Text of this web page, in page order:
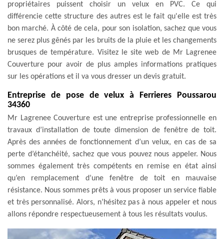
propriétaires puissent choisir un velux en PVC. Ce qui
différencie cette structure des autres est le fait qu'elle est très
bon marché. À côté de cela, pour son isolation, sachez que vous
ne serez plus gênés par les bruits de la pluie et les changements
brusques de température. Visitez le site web de Mr Lagrenee
Couverture pour avoir de plus amples informations pratiques
sur les opérations et il va vous dresser un devis gratuit.
Entreprise de pose de velux à Ferrieres Poussarou
34360
Mr Lagrenee Couverture est une entreprise professionnelle en
travaux d’installation de toute dimension de fenêtre de toit.
Après des années de fonctionnement d’un velux, en cas de sa
perte d’étanchéité, sachez que vous pouvez nous appeler. Nous
sommes également très compétents en remise en état ainsi
qu’en remplacement d’une fenêtre de toit en mauvaise
résistance. Nous sommes prêts à vous proposer un service fiable
et très personnalisé. Alors, n’hésitez pas à nous appeler et nous
allons répondre respectueusement à tous les résultats voulus.